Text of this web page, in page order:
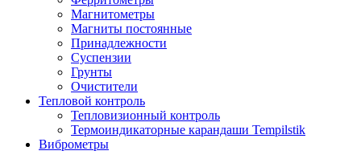
Магнитометры
Магниты постоянные
Принадлежности
Суспензии
Грунты
Очистители
Тепловой контроль
Тепловизионный контроль
Термоиндикаторные карандаши Tempilstik
Виброметры